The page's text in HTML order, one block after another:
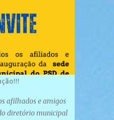
afilhados e amigos
diretório municipal